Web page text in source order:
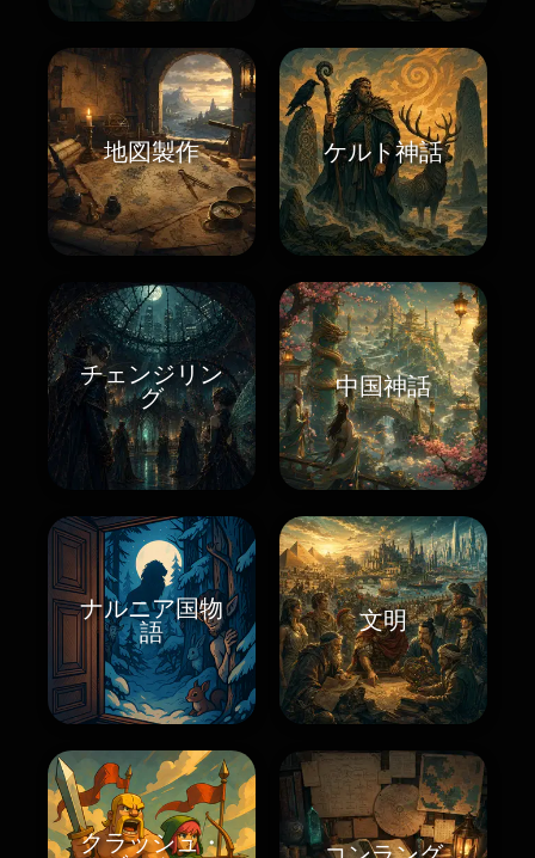
地図製作 ケルト神話
チェンジリン
グ
中国神話
ナルニア国物
語
文明
クラッシュ・